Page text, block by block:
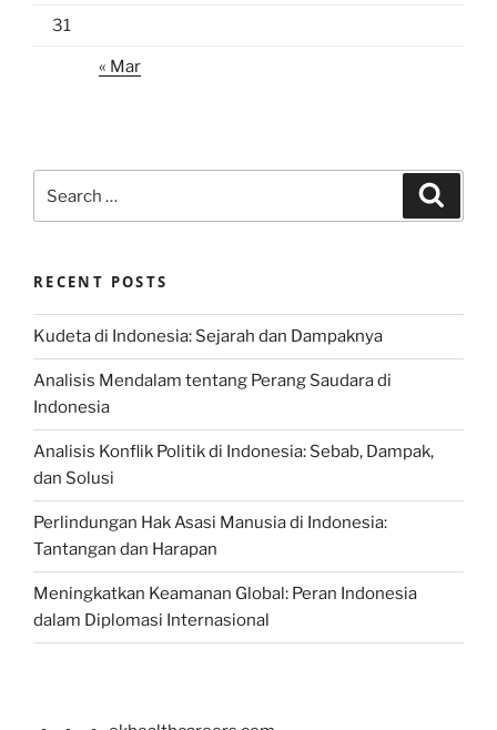
31
« Mar
for:
RECENT POSTS
Kudeta di Indonesia: Sejarah dan Dampaknya
Analisis Mendalam tentang Perang Saudara di
Indonesia
Analisis Konflik Politik di Indonesia: Sebab, Dampak,
dan Solusi
Perlindungan Hak Asasi Manusia di Indonesia:
Tantangan dan Harapan
Meningkatkan Keamanan Global: Peran Indonesia
dalam Diplomasi Internasional